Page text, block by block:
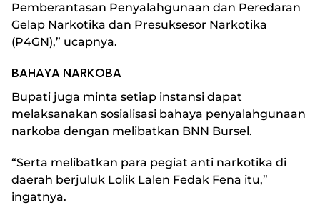
Pemberantasan Penyalahgunaan dan Peredaran
Gelap Narkotika dan Presuksesor Narkotika
(P4GN),” ucapnya.
BAHAYA NARKOBA
Bupati juga minta setiap instansi dapat
melaksanakan sosialisasi bahaya penyalahgunaan
narkoba dengan melibatkan BNN Bursel.
“Serta melibatkan para pegiat anti narkotika di
daerah berjuluk Lolik Lalen Fedak Fena itu,”
ingatnya.